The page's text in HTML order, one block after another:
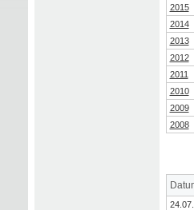
2015
2014
2013
2012
2011
2010
2009
2008